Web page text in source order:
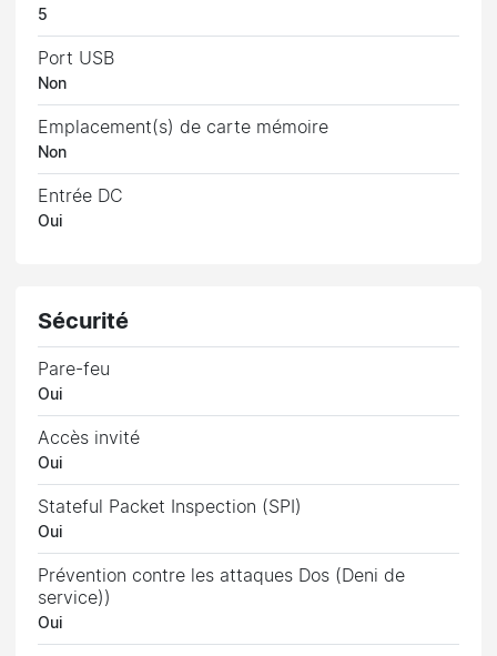
5
Port USB
Non
Emplacement(s) de carte mémoire
Non
Entrée DC
Oui
Sécurité
Pare-feu
Oui
Accès invité
Oui
Stateful Packet Inspection (SPI)
Oui
Prévention contre les attaques Dos (Deni de
service))
Oui